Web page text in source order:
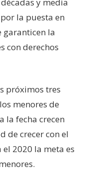
la puesta en
la
con derechos
próximos tres
menores de
la fecha crecen
de crecer con el
2020 la meta es